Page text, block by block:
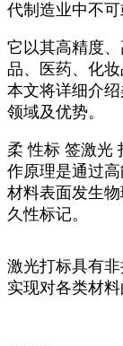
代制造业中不可
它以其高精度
品、医药、化
本文将详细介
领域及优势。
柔 性标 签激光
作原理是通过
材料表面发生
久性标记。
激光打标具有
实现对各类材料